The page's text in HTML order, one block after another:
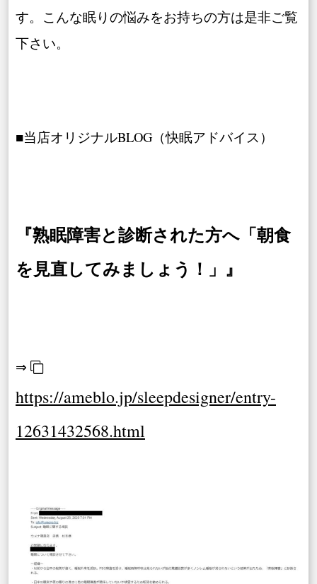
す。こんな眠りの悩みをお持ちの方は是非ご覧
下さい。
■当店オリジナルBLOG（快眠アドバイス）
『熟眠障害と診断された方へ「朝食
を見直してみましょう！」』
⇒
https://ameblo.jp/sleepdesigner/entry-
12631432568.html